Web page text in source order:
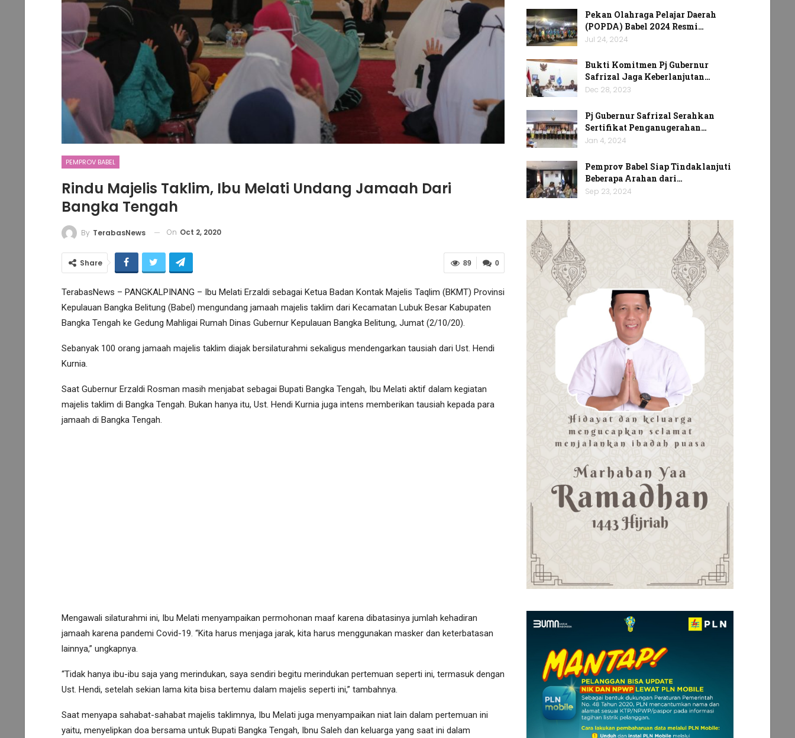
PEMPROV BABEL
Rindu Majelis Taklim, Ibu Melati Undang Jamaah Dari
Bangka Tengah
By TerabasNews On Oct 2, 2020
0
89
Share
TerabasNews – PANGKALPINANG – Ibu Melati Erzaldi sebagai Ketua Badan Kontak Majelis Taqlim (BKMT) Provinsi
Kepulauan Bangka Belitung (Babel) mengundang jamaah majelis taklim dari Kecamatan Lubuk Besar Kabupaten
Bangka Tengah ke Gedung Mahligai Rumah Dinas Gubernur Kepulauan Bangka Belitung, Jumat (2/10/20).
Sebanyak 100 orang jamaah majelis taklim diajak bersilaturahmi sekaligus mendengarkan tausiah dari Ust. Hendi
Kurnia.
Saat Gubernur Erzaldi Rosman masih menjabat sebagai Bupati Bangka Tengah, Ibu Melati aktif dalam kegiatan
majelis taklim di Bangka Tengah. Bukan hanya itu, Ust. Hendi Kurnia juga intens memberikan tausiah kepada para
jamaah di Bangka Tengah.
Mengawali silaturahmi ini, Ibu Melati menyampaikan permohonan maaf karena dibatasinya jumlah kehadiran
jamaah karena pandemi Covid-19. “Kita harus menjaga jarak, kita harus menggunakan masker dan keterbatasan
lainnya,” ungkapnya.
“Tidak hanya ibu-ibu saja yang merindukan, saya sendiri begitu merindukan pertemuan seperti ini, termasuk dengan
Ust. Hendi, setelah sekian lama kita bisa bertemu dalam majelis seperti ini,” tambahnya.
Saat menyapa sahabat-sahabat majelis taklimnya, Ibu Melati juga menyampaikan niat lain dalam pertemuan ini
yaitu, menyelipkan doa bersama untuk Bupati Bangka Tengah, Ibnu Saleh dan keluarga yang saat ini dalam
Pekan Olahraga Pelajar Daerah
(POPDA) Babel 2024 Resmi…
Jul 24, 2024
Bukti Komitmen Pj Gubernur
Safrizal Jaga Keberlanjutan…
Dec 28, 2023
Pj Gubernur Safrizal Serahkan
Sertifikat Penganugerahan…
Jan 4, 2024
Pemprov Babel Siap Tindaklanjuti
Beberapa Arahan dari…
Sep 23, 2024